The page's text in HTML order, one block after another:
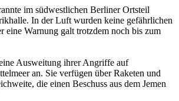
im südwestlichen Berliner Ortsteil
In der Luft wurden keine gefährlichen
eine Warnung galt trotzdem noch bis zum
Ausweitung ihrer Angriffe auf
an. Sie verfügen über Raketen und
die einen Beschuss aus dem Jemen